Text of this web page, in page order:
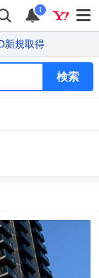
i
新規取得
検索